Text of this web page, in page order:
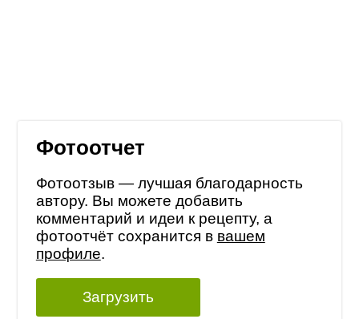
Фотоотчет
Фотоотзыв — лучшая благодарность
автору. Вы можете добавить
комментарий и идеи к рецепту, а
фотоотчёт сохранится в вашем
профиле.
Загрузить